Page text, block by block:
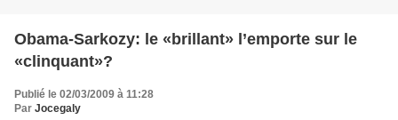
Obama-Sarkozy: le «brillant» l’emporte sur le
«clinquant»?
Publié le 02/03/2009 à 11:28
Par Jocegaly